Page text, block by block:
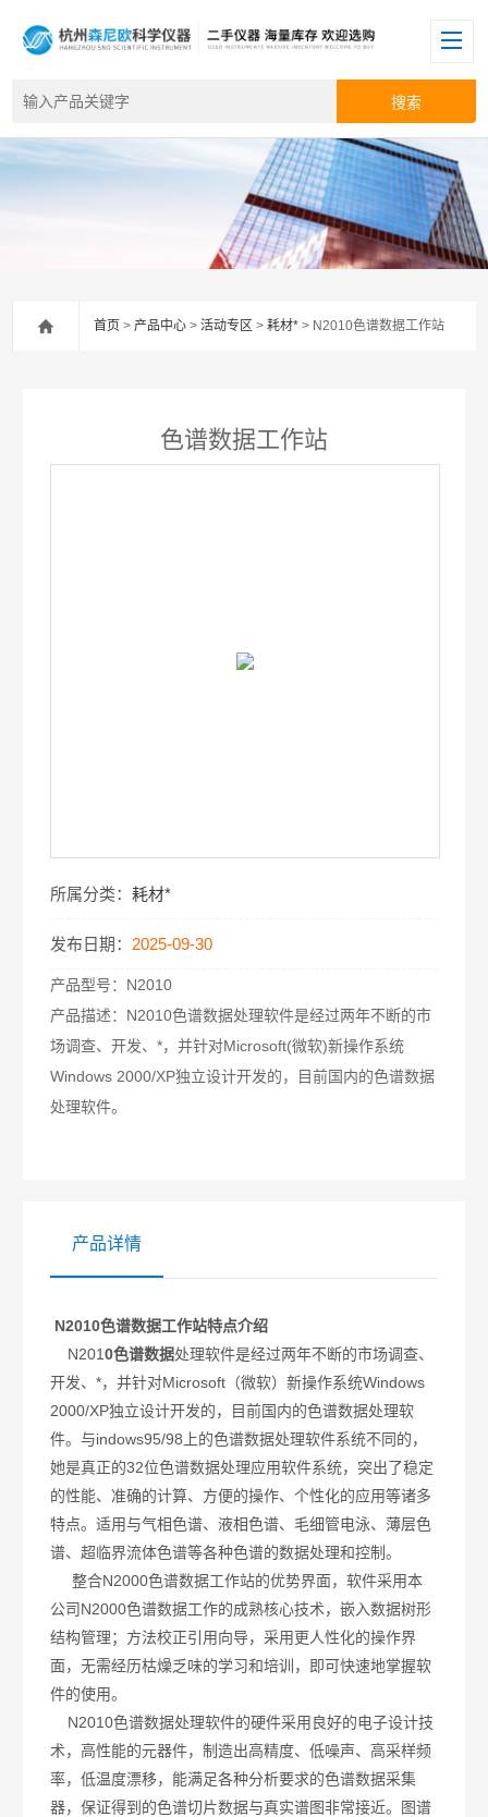
首页 >产品中心 >活动专区 >耗材* > N2010色谱数据工作站
色谱数据工作站
所属分类：耗材*
发布日期： 2025-09-30
产品型号： N2010
产品描述： N2010色谱数据处理软件是经过两年不断的市
场调查、开发、*，并针对Microsoft(微软)新操作系统
Windows 2000/XP独立设计开发的，目前国内的色谱数据
处理软件。
产品详情
N2010色谱数据工作站特点介绍
N2010色谱数据处理软件是经过两年不断的市场调查、
开发、*，并针对Microsoft（微软）新操作系统Windows
2000/XP独立设计开发的，目前国内的色谱数据处理软
件。与indows95/98上的色谱数据处理软件系统不同的，
她是真正的32位色谱数据处理应用软件系统，突出了稳定
的性能、准确的计算、方便的操作、个性化的应用等诸多
特点。适用与气相色谱、液相色谱、毛细管电泳、薄层色
谱、超临界流体色谱等各种色谱的数据处理和控制。
整合N2000色谱数据工作站的优势界面，软件采用本
公司N2000色谱数据工作的成熟核心技术，嵌入数据树形
结构管理；方法校正引用向导，采用更人性化的操作界
面，无需经历枯燥乏味的学习和培训，即可快速地掌握软
件的使用。
N2010色谱数据处理软件的硬件采用良好的电子设计技
术，高性能的元器件，制造出高精度、低噪声、高采样频
率，低温度漂移，能满足各种分析要求的色谱数据采集
器，保证得到的色谱切片数据与真实谱图非常接近。图谱